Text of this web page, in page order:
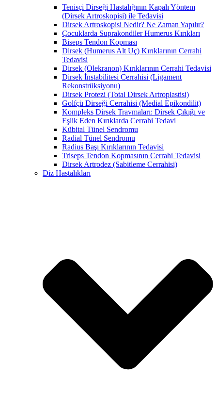
Tenisçi Dirseği Hastalığının Kapalı Yöntem
(Dirsek Artroskopisi) ile Tedavisi
Dirsek Artroskopisi Nedir? Ne Zaman Yapılır?
Çocuklarda Suprakondiler Humerus Kırıkları
Biseps Tendon Kopması
Dirsek (Humerus Alt Uç) Kırıklarının Cerrahi
Tedavisi
Dirsek (Olekranon) Kırıklarının Cerrahi Tedavisi
Dirsek İnstabilitesi Cerrahisi (Ligament
Rekonstrüksiyonu)
Dirsek Protezi (Total Dirsek Artroplastisi)
Golfçü Dirseği Cerrahisi (Medial Epikondilit)
Kompleks Dirsek Travmaları: Dirsek Çıkığı ve
Eşlik Eden Kırıklarda Cerrahi Tedavi
Kübital Tünel Sendromu
Radial Tünel Sendromu
Radius Başı Kırıklarının Tedavisi
Triseps Tendon Kopmasının Cerrahi Tedavisi
Dirsek Artrodez (Sabitleme Cerrahisi)
Diz Hastalıkları